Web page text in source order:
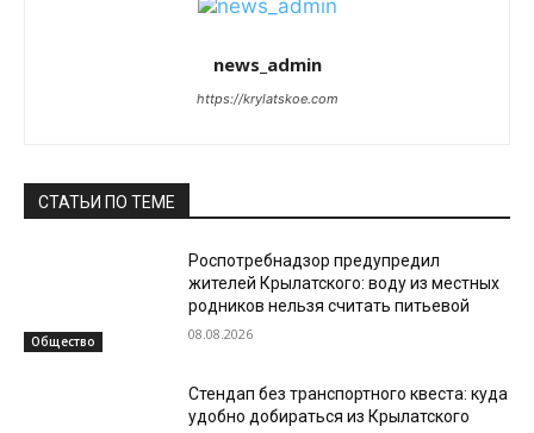
news_admin
https://krylatskoe.com
СТАТЬИ ПО ТЕМЕ
Общество
Роспотребнадзор предупредил
жителей Крылатского: воду из местных
родников нельзя считать питьевой
08.08.2026
Стендап без транспортного квеста: куда
удобно добираться из Крылатского